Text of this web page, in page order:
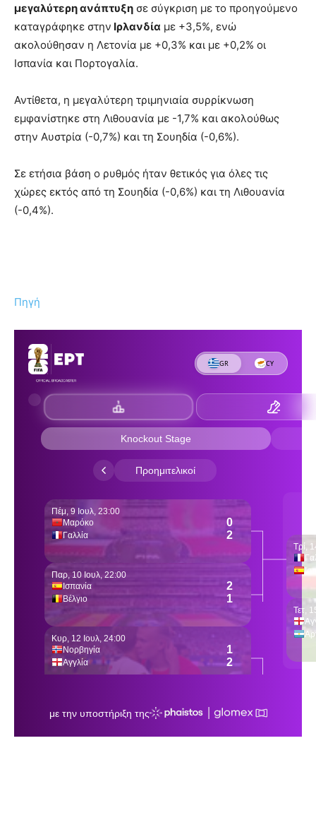
μεγαλύτερη ανάπτυξη σε σύγκριση με το προηγούμενο
καταγράφηκε στην Ιρλανδία με +3,5%, ενώ
ακολούθησαν η Λετονία με +0,3% και με +0,2% οι
Ισπανία και Πορτογαλία.
Αντίθετα, η μεγαλύτερη τριμηνιαία συρρίκνωση
εμφανίστηκε στη Λιθουανία με -1,7% και ακολούθως
στην Αυστρία (-0,7%) και τη Σουηδία (-0,6%).
Σε ετήσια βάση ο ρυθμός ήταν θετικός για όλες τις
χώρες εκτός από τη Σουηδία (-0,6%) και τη Λιθουανία
(-0,4%).
Πηγή